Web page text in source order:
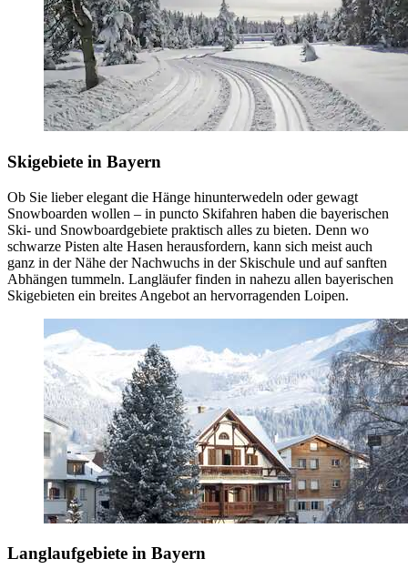
Skigebiete in Bayern
Ob Sie lieber elegant die Hänge hinunterwedeln oder gewagt
Snowboarden wollen – in puncto Skifahren haben die bayerischen
Ski- und Snowboardgebiete praktisch alles zu bieten. Denn wo
schwarze Pisten alte Hasen herausfordern, kann sich meist auch
ganz in der Nähe der Nachwuchs in der Skischule und auf sanften
Abhängen tummeln. Langläufer finden in nahezu allen bayerischen
Skigebieten ein breites Angebot an hervorragenden Loipen.
Langlaufgebiete in Bayern